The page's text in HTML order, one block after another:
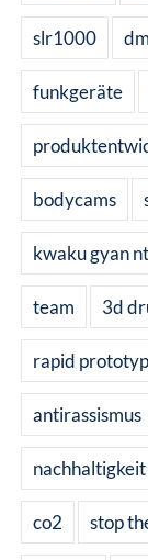
slr1000
funkgeräte
bodycams
kwaku gyan
team 3d
rapid
antirassismus
nachhaltigkeit
co2 stop